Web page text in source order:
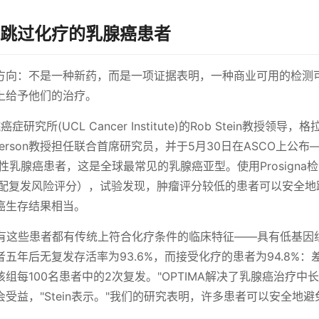
过化疗的乳腺癌患者
：不是一种新药，而是一项证据表明，一种商业可用的检测
予他们的治疗。
症研究所(UCL Cancer Institute)的Rob Stein教授领导，格
教授担任联合首席研究员，并于5月30日在ASCO上公
乳腺癌患者，这是全球最常见的乳腺癌亚型。使用Prosigna
发风险评分），试验发现，肿瘤评分较低的患者可以安全
存结果相当。
些患者都有传统上符合化疗条件的临床特征——具有低基因
年后无复发存活率为93.6%，而接受化疗的患者为94.8%：
每100名患者中的2次复发。"OPTIMA解决了乳腺癌治疗中
益，"Stein表示。"我们的研究表明，许多患者可以安全地避